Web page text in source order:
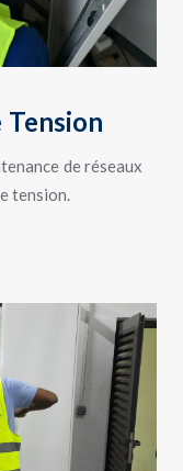
Tension
de réseaux
tension.